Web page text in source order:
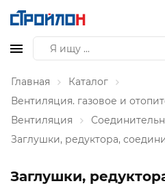
Главная
Каталог
Вентиляция. газовое и
Вентиляция
Заглушки, редуктора,
Заглушки,